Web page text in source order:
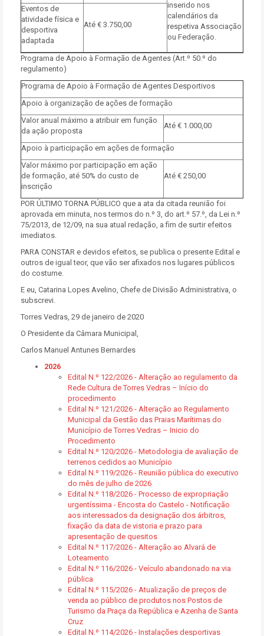
inserido nos
calendários da
respetiva Associação
ou Federação.
Eventos de
atividade física e
desportiva
adaptada
Até € 3.750,00
Programa de Apoio à Formação de Agentes (Art.º 50.º do
regulamento)
Programa de Apoio à Formação de Agentes Desportivos
Apoio à organização de ações de formação
Valor anual máximo a atribuir em função
da ação proposta
Até € 1.000,00
Apoio à participação em ações de formação
Valor máximo por participação em ação
de formação, até 50% do custo de
inscrição
Até € 250,00
POR ÚLTIMO TORNA PÚBLICO que a ata da citada reunião foi
aprovada em minuta, nos termos do n.º 3, do art.º 57.º, da Lei n.º
75/2013, de 12/09, na sua atual redação, a fim de surtir efeitos
imediatos.
PARA CONSTAR e devidos efeitos, se publica o presente Edital e
outros de igual teor, que vão ser afixados nos lugares públicos
do costume.
E eu, Catarina Lopes Avelino, Chefe de Divisão Administrativa, o
subscrevi.
Torres Vedras, 29 de janeiro de 2020
O Presidente da Câmara Municipal,
Carlos Manuel Antunes Bernardes
2026
Edital N.º 122/2026 - Alteração ao regulamento da
Rede Cultura de Torres Vedras – Início do
procedimento
Edital N.º 121/2026 - Alteração ao Regulamento
Municipal da Gestão das Praias Marítimas do
Município de Torres Vedras – Inicio do
Procedimento
Edital N.º 120/2026 - Metodologia de avaliação de
terrenos cedidos ao Município
Edital N.º 119/2026 - Reunião pública do executivo
do mês de julho de 2026
Edital N.º 118/2026 - Processo de expropriação
urgentíssima - Encosta do Castelo - Notificação
aos interessados da designação dos árbitros,
fixação da data de vistoria e prazo para
apresentação de quesitos
Edital N.º 117/2026 - Alteração ao Alvará de
Loteamento
Edital N.º 116/2026 - Veículo abandonado na via
pública
Edital N.º 115/2026 - Atualização de preços de
venda ao público de produtos nos Postos de
Turismo da Praça da República e Azenha de Santa
Cruz
Edital N.º 114/2026 - Instalações desportivas